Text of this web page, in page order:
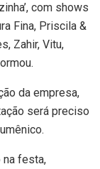
com shows
Fina, Priscila &
Zahir, Vitu,
da empresa,
será preciso
na festa,